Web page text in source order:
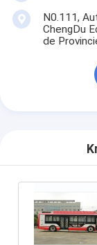
N0.111,
ChengDu
de